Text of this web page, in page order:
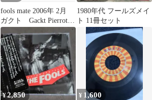
fools mate 2006年 2月
ガクト Gackt Pierrot
雑誌
1980年代 フールズメイ
ト 11冊セット
¥2,850 ¥ 1,600